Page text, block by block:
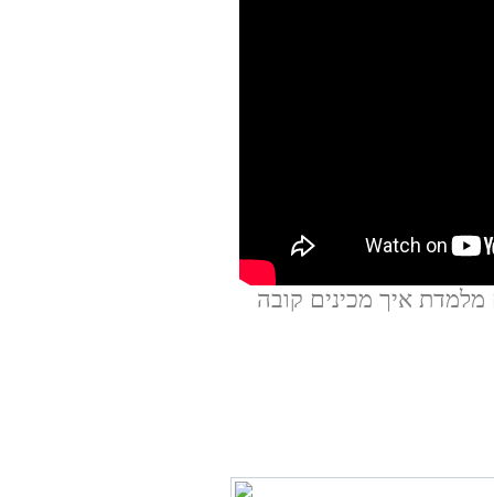
איך מכינים קובה